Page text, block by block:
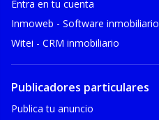
Entra en tu cuenta
Inmoweb - Software inmobiliario
Witei - CRM inmobiliario
Publicadores particulares
Publica tu anuncio